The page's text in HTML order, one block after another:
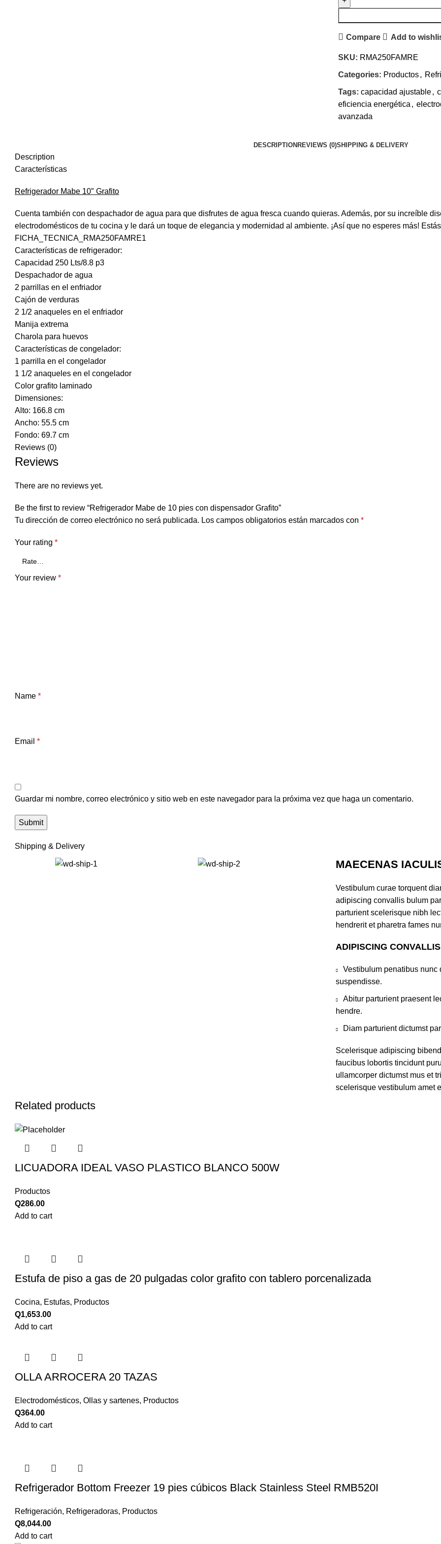
Compare Add to
SKU: RMA250FAMRE
Categories: Productos,
Tags: capacidad ajustable,
eficiencia energética ,
avanzada
DESCRIPTION REVIEWS (0)SHIPPING & DELIVERY
Description
Características
Refrigerador Mabe 10″ Grafito
Cuenta también con despachador de agua para que disfrutes de agua fresca cuando quieras. Además, por su increíble
electrodomésticos de tu cocina y le dará un toque de elegancia y modernidad al ambiente. ¡Así que no esperes más!
FICHA_TECNICA_RMA250FAMRE1
Características de refrigerador:
Capacidad 250 Lts/8.8 p3
Despachador de agua
2 parrillas en el enfriador
Cajón de verduras
2 1/2 anaqueles en el enfriador
Manija extrema
Charola para huevos
Características de congelador:
1 parrilla en el congelador
1 1/2 anaqueles en el congelador
Color grafito laminado
Dimensiones:
Alto: 166.8 cm
Ancho: 55.5 cm
Fondo: 69.7 cm
Reviews (0)
Reviews
There are no reviews yet.
Be the first to review “Refrigerador Mabe de 10 pies con dispensador Grafito”
Tu dirección de correo electrónico no será publicada. Los campos obligatorios están marcados con *
Your rating *
Your review *
Name *
Email *
Guardar mi nombre, correo electrónico y sitio web en este navegador para la próxima vez que haga un comentario.
Shipping & Delivery
MAECENAS
Vestibulum curae torquent
adipiscing convallis bulum
parturient scelerisque nibh
hendrerit et pharetra fames
ADIPISCING
Vestibulum penatibus
suspendisse.
Abitur parturient praesent
hendre.
Diam parturient dictumst
Scelerisque adipiscing
faucibus lobortis tincidunt
ullamcorper dictumst mus et
scelerisque vestibulum amet
Related products
LICUADORA IDEAL VASO PLASTICO BLANCO 500W
Productos
Q286.00
Add to cart
Estufa de piso a gas de 20 pulgadas color grafito con tablero porcenalizada
Cocina, Estufas, Productos
Q1,653.00
Add to cart
OLLA ARROCERA 20 TAZAS
Electrodomésticos, Ollas y sartenes, Productos
Q364.00
Add to cart
Refrigerador Bottom Freezer 19 pies cúbicos Black Stainless Steel RMB520I
Refrigeración, Refrigeradoras, Productos
Q8,044.00
Add to cart